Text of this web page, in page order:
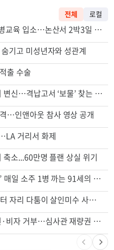
전체 로컬
천하람, 현역 의원 최초 신병교육 입소…논산서 2박3일 생활
기고 미성년자와 성관계
출 수술
74m짜리 보잉777, 화물기 변신…격납고서 ‘보물’ 찾는 인천공항
…인앤아웃 참사 영상 공개
거리서 화제
소...60만명 플랜 상실 위기
“술에 이것 한방울 넣어라” 매일 소주 1병 까는 91세의 철칙
잠수 중 공기 끊었다? 랍스터 자리 다툼이 살인미수 사건으로
서류 하나만 빠져도 영주권·비자 거부…심사관 재량권 대폭 확대